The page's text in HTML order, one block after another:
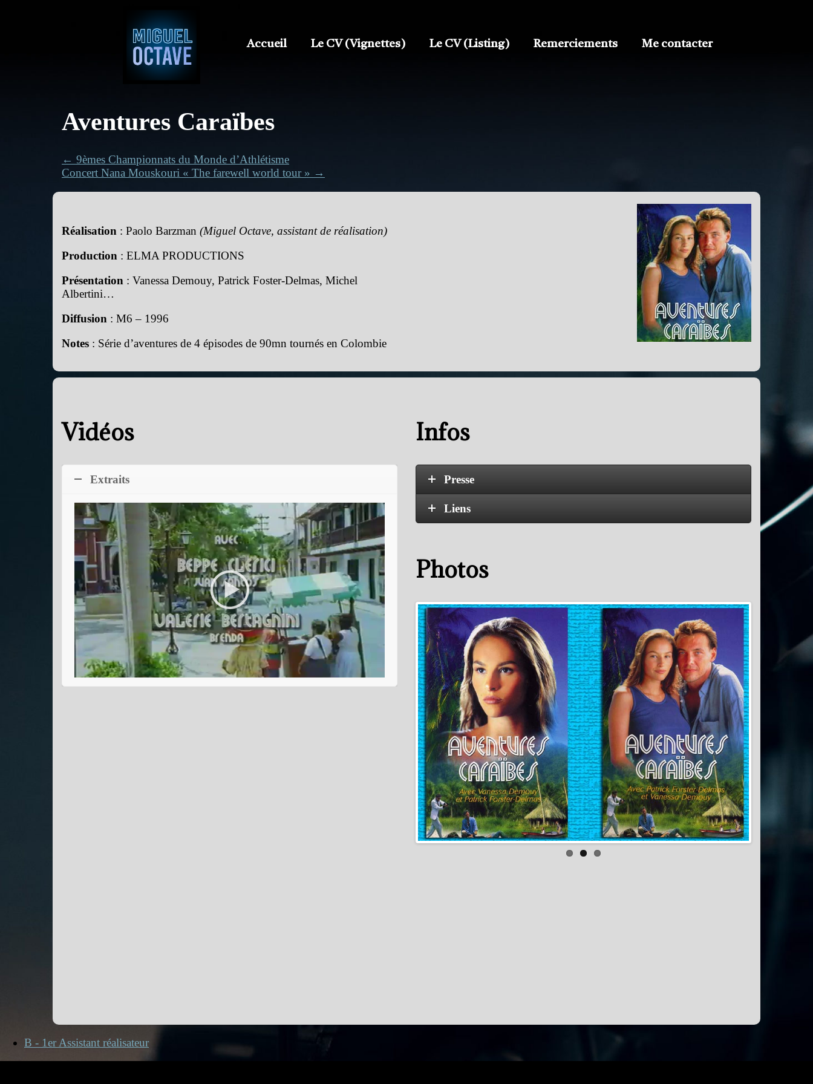
Accueil Le CV (Vignettes) Le CV (Listing) Remerciements Me contacter
Aventures Caraïbes
← 9èmes Championnats du Monde d’Athlétisme
Concert Nana Mouskouri « The farewell world tour » →
Réalisation : Paolo Barzman (Miguel Octave, assistant de réalisation)
Production : ELMA PRODUCTIONS
Présentation : Vanessa Demouy, Patrick Foster-Delmas, Michel
Albertini…
Diffusion : M6 – 1996
Notes : Série d’aventures de 4 épisodes de 90mn tournés en Colombie
Vidéos
Extraits
Infos
Presse
Liens
Photos
B - 1er Assistant réalisateur